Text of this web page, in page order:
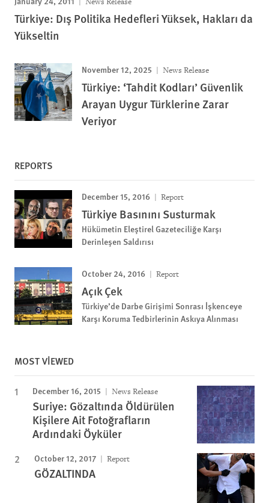
Türkiye: Dış Politika Hedefleri Yüksek, Hakları da
Yükseltin
November 12, 2025 News Release
Türkiye: ‘Tahdit Kodları’ Güvenlik
Arayan Uygur Türklerine Zarar
Veriyor
REPORTS
December 15, 2016 Report
Türkiye Basınını Susturmak
Hükümetin Eleştirel Gazeteciliğe Karşı
Derinleşen Saldırısı
October 24, 2016 Report
Açık Çek
Türkiye’de Darbe Girişimi Sonrası İşkenceye
Karşı Koruma Tedbirlerinin Askıya Alınması
MOST VIEWED
December 16, 2015 News Release
Suriye: Gözaltında Öldürülen
Kişilere Ait Fotoğrafların
Ardındaki Öyküler
October 12, 2017 Report
GÖZALTINDA